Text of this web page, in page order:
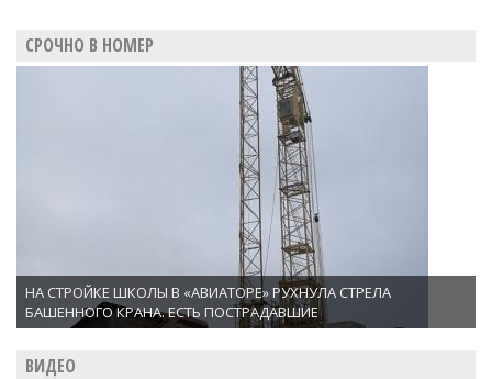
СРОЧНО В НОМЕР
НА СТРОЙКЕ ШКОЛЫ В «АВИАТОРЕ» РУХНУЛА СТРЕЛА
БАШЕННОГО КРАНА. ЕСТЬ ПОСТРАДАВШИЕ
ВИДЕО